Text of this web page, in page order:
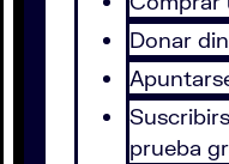
Donar
prueba